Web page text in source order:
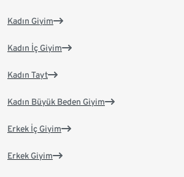
Kadın Giyim
Kadın İç Giyim
Kadın Tayt
Kadın Büyük Beden Giyim
Erkek İç Giyim
Erkek Giyim